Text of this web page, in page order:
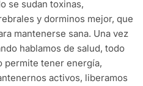
se sudan toxinas,
y dorminos mejor, que
mantenerse sana. Una vez
hablamos de salud, todo
permite tener energía,
activos, liberamos